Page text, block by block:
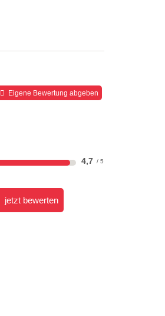
Eigene Bewertung abgeben
4,7
jetzt bewerten